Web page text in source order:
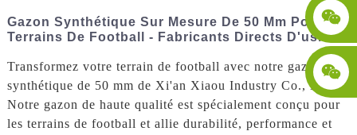
Gazon Synthétique Sur Mesure De 50 Mm Pour
Terrains De Football - Fabricants Directs D'usine
Transformez votre terrain de football avec notre gazon
synthétique de 50 mm de Xi'an Xiaou Industry Co., Ltd.
Notre gazon de haute qualité est spécialement conçu pour
les terrains de football et allie durabilité, performance et